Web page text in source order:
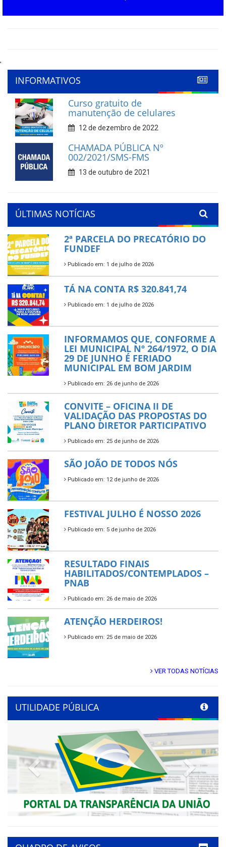
'
INFORMATIVOS
Curso gratuito de
manutenção de celulares
12 de dezembro de 2022
CHAMADA PÚBLICA Nº
002/2021/SMS-FMS
13 de outubro de 2021
ÚLTIMAS NOTÍCIAS
2ª PARCELA DO PRECATÓRIO DO
FUNDEF
Publicado em: 1 de julho de 2026
TÁ NA CONTA R$ 320.841,74
Publicado em: 1 de julho de 2026
INFORMAMOS QUE, CONFORME A
LEI MUNICIPAL Nº 264/1972, O DIA
29 DE JUNHO É FERIADO
MUNICIPAL EM BOM JARDIM
Publicado em: 26 de junho de 2026
CONVITE – OFICINA II DE
VALIDAÇÃO DAS PROPOSTAS DO
PLANO DIRETOR PARTICIPATIVO
Publicado em: 25 de junho de 2026
SÃO JOÃO DE TODOS NÓS
Publicado em: 12 de junho de 2026
FESTIVAL JULHO É NOSSO 2026
Publicado em: 5 de junho de 2026
RESULTADO FINAIS
HABILITADOS/CONTEMPLADOS –
PNAB
Publicado em: 26 de maio de 2026
ATENÇÃO HERDEIROS!
Publicado em: 25 de maio de 2026
VER TODAS NOTÍCIAS
UTILIDADE PÚBLICA
Previous Next